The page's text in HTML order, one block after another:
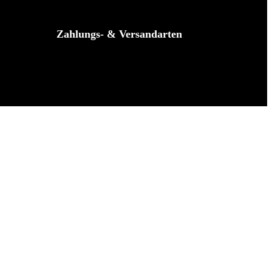
Zahlungs- & Versandarten